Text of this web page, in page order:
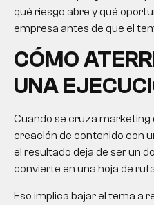
qué riesgo abre y qué
empresa antes de que el
CÓMO
UNA
Cuando se cruza marketing
creación de contenido con
el resultado deja de ser un
convierte en una hoja de
Eso implica bajar el tema a